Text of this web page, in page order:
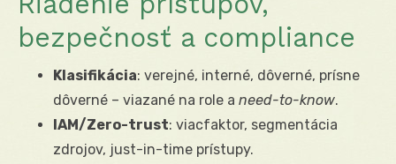
bezpečnosť a compliance
Klasifikácia: verejné, interné, dôverné, prísne
dôverné – viazané na role a need-to-know.
IAM/Zero-trust: viacfaktor, segmentácia
zdrojov, just-in-time prístupy.